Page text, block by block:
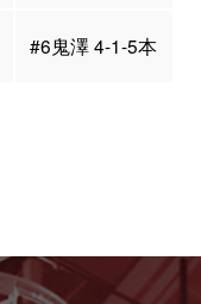
#6鬼澤 4-1-5本